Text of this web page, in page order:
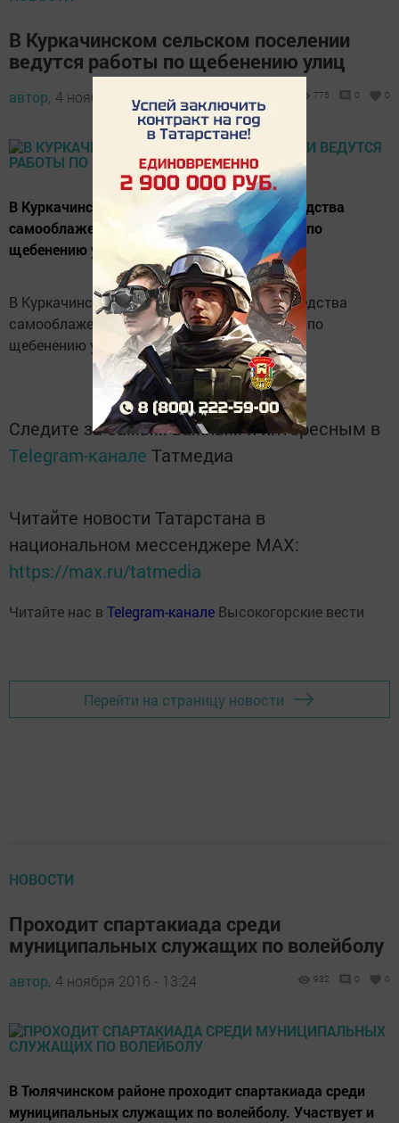
В Куркачинском сельском поселении
ведутся работы по щебенению улиц
автор, 4 ноября 2016 - 13:33 775 0 0
В Куркачинском сельском поселении на средства
самооблажения населения ведутся работы по
щебенению улиц.
В Куркачинском сельском поселении на средства
самооблажения населения ведутся работы по
щебенению улиц.
Следите за самым важным и интересным в
Telegram-канале Татмедиа
Читайте новости Татарстана в
национальном мессенджере MАХ:
https://max.ru/tatmedia
Читайте нас в Telegram-канале Высокогорские вести
Перейти на страницу новости
НОВОСТИ
Проходит спартакиада среди
муниципальных служащих по волейболу
автор, 4 ноября 2016 - 13:24 932 0 0
В Тюлячинском районе проходит спартакиада среди
муниципальных служащих по волейболу. Участвует и